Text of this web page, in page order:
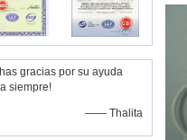
gracias por su ayuda
siempre!
—— Thalita